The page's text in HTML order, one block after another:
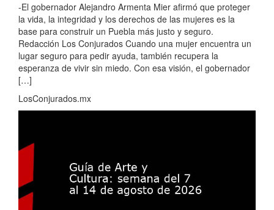
-El gobernador Alejandro Armenta Mier afirmó que proteger
la vida, la integridad y los derechos de las mujeres es la
base para construir un Puebla más justo y seguro.
Redacción Los Conjurados Cuando una mujer encuentra un
lugar seguro para pedir ayuda, también recupera la
esperanza de vivir sin miedo. Con esa visión, el gobernador
[…]
LosConjurados.mx